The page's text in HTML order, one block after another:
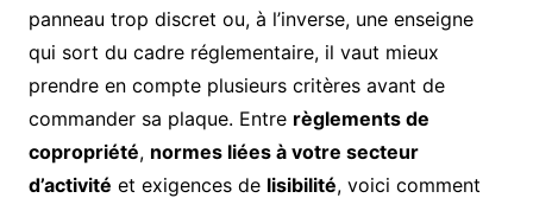
panneau trop discret ou, à l’inverse, une enseigne
qui sort du cadre réglementaire, il vaut mieux
prendre en compte plusieurs critères avant de
commander sa plaque. Entre règlements de
copropriété, normes liées à votre secteur
d’activité et exigences de lisibilité, voici comment